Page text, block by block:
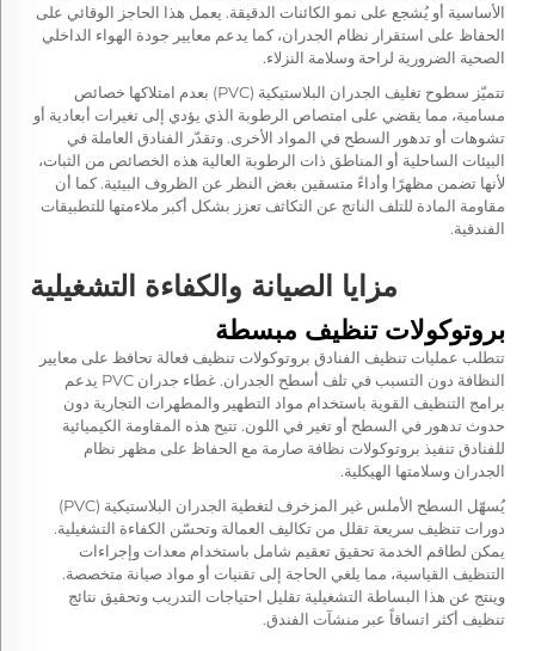
الأساسية أو يُشجع على نمو الكائنات الدقيقة. يعمل هذا الحاجز الوقائي على
الحفاظ على استقرار نظام الجدران، كما يدعم معايير جودة الهواء الداخلي
الصحية الضرورية لراحة وسلامة النزلاء.
تتميّز سطوح تغليف الجدران البلاستيكية (PVC) بعدم امتلاكها خصائص
مسامية، مما يقضي على امتصاص الرطوبة الذي يؤدي إلى تغيرات أبعادية أو
تشوهات أو تدهور السطح في المواد الأخرى. وتقدّر الفنادق العاملة في
البيئات الساحلية أو المناطق ذات الرطوبة العالية هذه الخصائص من الثبات،
لأنها تضمن مظهرًا وأداءً متسقين بغض النظر عن الظروف البيئية. كما أن
مقاومة المادة للتلف الناتج عن التكاثف تعزز بشكل أكبر ملاءمتها للتطبيقات
الفندقية.
مزايا الصيانة والكفاءة التشغيلية
بروتوكولات تنظيف مبسطة
تتطلب عمليات تنظيف الفنادق بروتوكولات تنظيف فعالة تحافظ على معايير
النظافة دون التسبب في تلف أسطح الجدران. غطاء جدران PVC
يدعم
برامج التنظيف القوية باستخدام مواد التطهير والمطهرات التجارية دون
حدوث تدهور في السطح أو تغير في اللون. تتيح هذه المقاومة الكيميائية
للفنادق تنفيذ بروتوكولات نظافة صارمة مع الحفاظ على مظهر نظام
الجدران وسلامتها الهيكلية.
يُسهّل السطح الأملس غير المزخرف لتغطية الجدران البلاستيكية (PVC)
دورات تنظيف سريعة تقلل من تكاليف العمالة وتحسّن الكفاءة التشغيلية.
يمكن لطاقم الخدمة تحقيق تعقيم شامل باستخدام معدات وإجراءات
التنظيف القياسية، مما يلغي الحاجة إلى تقنيات أو مواد صيانة متخصصة.
وينتج عن هذا البساطة التشغيلية تقليل احتياجات التدريب وتحقيق نتائج
تنظيف أكثر اتساقاً عبر منشآت الفندق.